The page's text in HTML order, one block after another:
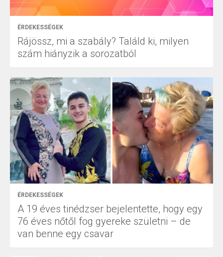
ÉRDEKESSÉGEK
Rájössz, mi a szabály? Találd ki, milyen
szám hiányzik a sorozatból
ÉRDEKESSÉGEK
A 19 éves tinédzser bejelentette, hogy egy
76 éves nőtől fog gyereke születni – de
van benne egy csavar